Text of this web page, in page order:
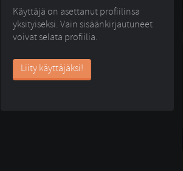
Käyttäjä on asettanut profiilinsa
yksityiseksi. Vain sisäänkirjautuneet
voivat selata profiilia.
Liity käyttäjäksi!